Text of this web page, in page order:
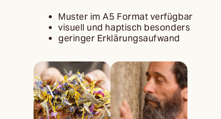
Muster im A5 Format verfügbar
visuell und haptisch besonders
geringer Erklärungsaufwand